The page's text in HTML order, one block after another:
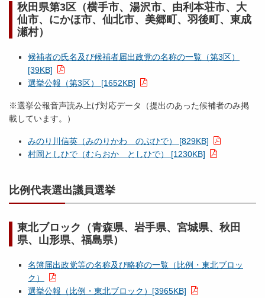
秋田県第3区（横手市、湯沢市、由利本荘市、大
仙市、にかほ市、仙北市、美郷町、羽後町、東成
瀬村）
候補者の氏名及び候補者届出政党の名称の一覧（第3区）
[39KB]
選挙公報（第3区） [1652KB]
※選挙公報音声読み上げ対応データ（提出のあった候補者のみ掲
載しています。）
みのり川信英（みのりかわ のぶひで） [829KB]
村岡としひで（むらおか としひで） [1230KB]
比例代表選出議員選挙
東北ブロック（青森県、岩手県、宮城県、秋田
県、山形県、福島県）
名簿届出政党等の名称及び略称の一覧（比例・東北ブロッ
ク）
選挙公報（比例・東北ブロック）[3965KB]